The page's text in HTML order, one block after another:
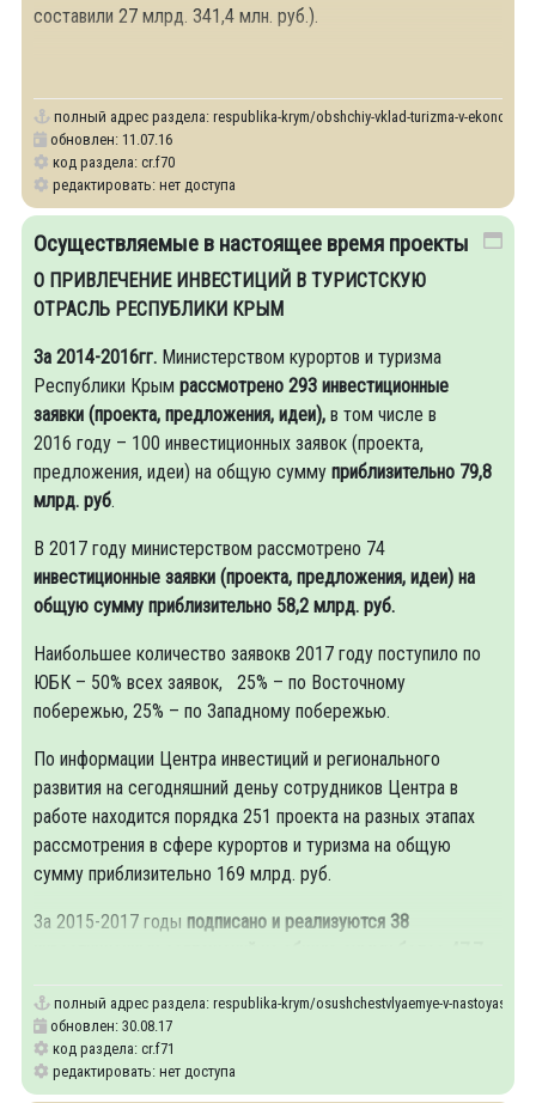
составили 27 млрд. 341,4 млн. руб.).
полный адрес раздела: respublika-krym/obshchiy-vklad-turizma-v-ekonomiku
обновлен: 11.07.16
код раздела: cr.f70
редактировать: нет доступа
Осуществляемые в настоящее время проекты
О ПРИВЛЕЧЕНИЕ ИНВЕСТИЦИЙ В ТУРИСТСКУЮ
ОТРАСЛЬ РЕСПУБЛИКИ КРЫМ
За 2014-2016гг. Министерством курортов и туризма
Республики Крым рассмотрено 293 инвестиционные
заявки (проекта, предложения, идеи), в том числе в
2016 году – 100 инвестиционных заявок (проекта,
предложения, идеи) на общую сумму приблизительно 79,8
млрд. руб.
В 2017 году министерством рассмотрено 74
инвестиционные заявки (проекта, предложения, идеи) на
общую сумму приблизительно 58,2 млрд. руб.
Наибольшее количество заявокв 2017 году поступило по
ЮБК – 50% всех заявок, 25% – по Восточному
побережью, 25% – по Западному побережью.
По информации Центра инвестиций и регионального
развития на сегодняшний деньу сотрудников Центра в
работе находится порядка 251 проекта на разных этапах
рассмотрения в сфере курортов и туризма на общую
сумму приблизительно 169 млрд. руб.
За 2015-2017 годы подписано и реализуются 38
полный адрес раздела: respublika-krym/osushchestvlyaemye-v-
обновлен: 30.08.17
код раздела: cr.f71
редактировать: нет доступа